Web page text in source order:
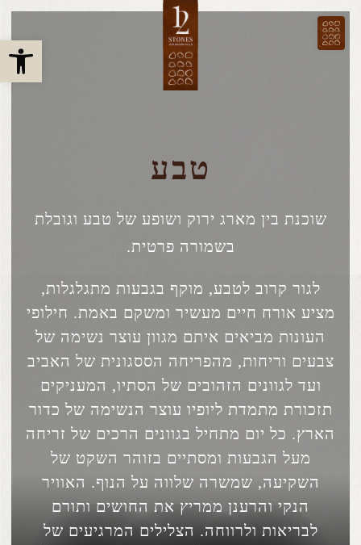
טבע
שוכנת בין מארג ירוק ושופע של טבע וגובלת
בשמורה פרטית.
לגור קרוב לטבע, מוקף בגבעות מתגלגלות,
מציע אורח חיים מעשיר ומשקם באמת. חילופי
העונות מביאים איתם מגוון עוצר נשימה של
צבעים וריחות, מהפריחה הססגונית של האביב
ועד לגוונים הזהובים של הסתיו, המעניקים
תזכורת מתמדת ליופיו עוצר הנשימה של כדור
הארץ. כל יום מתחיל בגוונים הרכים של זריחה
מעל הגבעות ומסתיים בזוהר השקט של
השקיעה, שמשרה שלווה על הנוף. האוויר
הנקי והרענן ממריץ את החושים ותורם
לבריאות ולרווחה. הצלילים המרגיעים של